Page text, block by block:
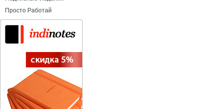
Просто Работай